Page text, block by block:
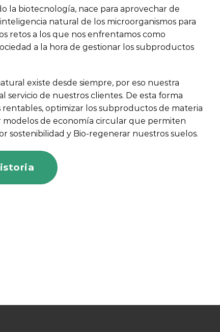
la biotecnología, nace para aprovechar de
natural de los microorganismos para
retos a los que nos enfrentamos como
a la hora de gestionar los subproductos
existe desde siempre, por eso nuestra
servicio de nuestros clientes. De esta forma
rentables, optimizar los subproductos de materia
modelos de economía circular que permiten
sostenibilidad y Bio-regenerar nuestros suelos.